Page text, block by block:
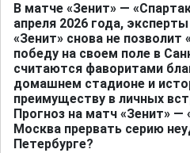
В матче «Зенит» —
апреля 2026 года,
«Зенит» снова не
победу на своем поле в
считаются фаворитами
домашнем стадионе и
преимуществу в личных
Прогноз на матч «Зенит»
Москва прервать серию
Петербурге?